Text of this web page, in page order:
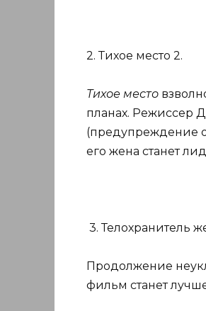
2. Тихое место 2.
Тихое место
планах. Режиссер
(предупреждение
его жена станет
3. Телохранитель
Продолжение
фильм станет